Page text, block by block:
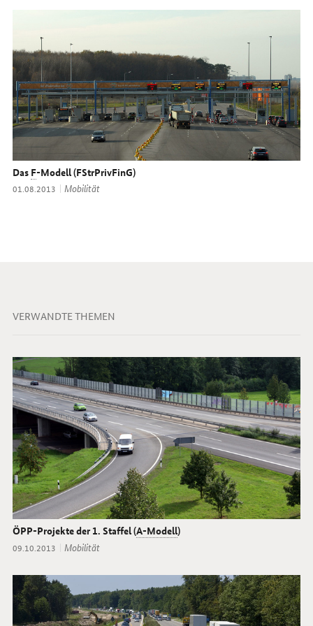
Das F-Modell (FStrPrivFinG)
Datum:
01.08.2013 Thema:
Mobilität
VERWANDTE THEMEN
ÖPP-Projekte der 1. Staffel (A-Modell)
Datum:
09.10.2013 Thema:
Mobilität